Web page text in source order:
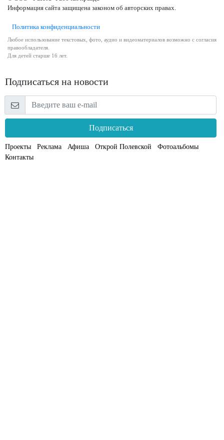
Информация сайта защищена законом об авторских правах.
Политика конфиденциальности
Любое использование текстовых, фото, аудио и видеоматериалов возможно с согласия
правообладателя.
Для детей старше 16 лет.
Подписаться на новости
Подписаться
Проекты Реклама Афиша Открой Полевской
Фотоальбомы
Контакты